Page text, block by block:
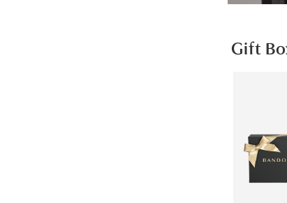
Gift